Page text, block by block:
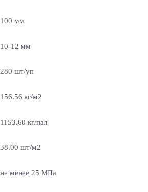
100 мм
10-12 мм
280 шт/уп
156.56 кг/м2
1153.60 кг/пал
38.00 шт/м2
не менее 25 МПа